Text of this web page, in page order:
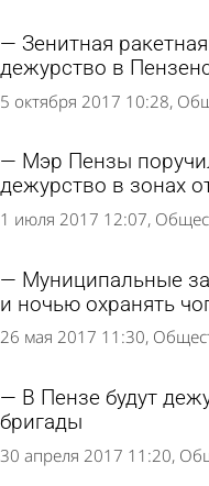
Зенитная
дежурство в
5 октября 2017 10:28
Мэр Пензы
дежурство в зонах
1 июля 2017 12:07
Муниципальные
и ночью охранять
26 мая 2017 11:30
В Пензе будут
бригады
30 апреля 2017 11:20